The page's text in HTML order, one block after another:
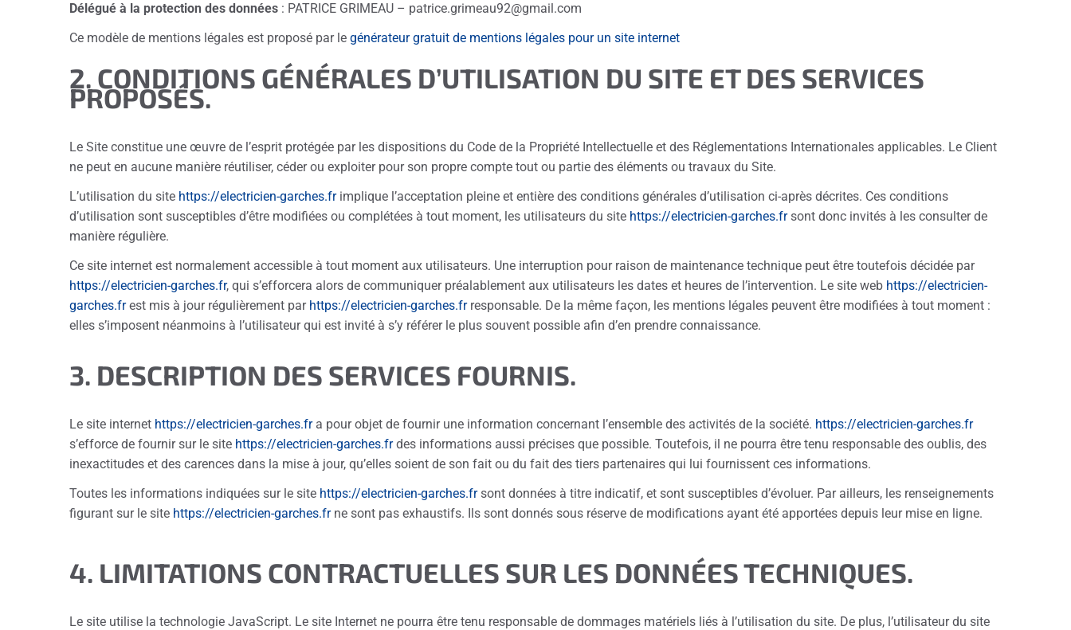
Délégué à la protection des données : PATRICE GRIMEAU – patrice.grimeau92@gmail.com
Ce modèle de mentions légales est proposé par le générateur gratuit de mentions légales pour un site internet
2. CONDITIONS GÉNÉRALES D’UTILISATION DU SITE ET DES SERVICES
PROPOSÉS.
Le Site constitue une œuvre de l’esprit protégée par les dispositions du Code de la Propriété Intellectuelle et des Réglementations Internationales applicables. Le Client
ne peut en aucune manière réutiliser, céder ou exploiter pour son propre compte tout ou partie des éléments ou travaux du Site.
L’utilisation du site https://electricien-garches.frimplique l’acceptation pleine et entière des conditions générales d’utilisation ci-après décrites. Ces conditions
d’utilisation sont susceptibles d’être modifiées ou complétées à tout moment, les utilisateurs du site https://electricien-garches.frsont donc invités à les consulter de
manière régulière.
Ce site internet est normalement accessible à tout moment aux utilisateurs. Une interruption pour raison de maintenance technique peut être toutefois décidée par
https://electricien-garches.fr, qui s’efforcera alors de communiquer préalablement aux utilisateurs les dates et heures de l’intervention. Le site web https://electricien-
garches.frest mis à jour régulièrement par https://electricien-garches.frresponsable. De la même façon, les mentions légales peuvent être modifiées à tout moment :
elles s’imposent néanmoins à l’utilisateur qui est invité à s’y référer le plus souvent possible afin d’en prendre connaissance.
3. DESCRIPTION DES SERVICES FOURNIS.
Le site internet https://electricien-garches.fra pour objet de fournir une information concernant l’ensemble des activités de la société. https://electricien-garches.fr
s’efforce de fournir sur le site https://electricien-garches.frdes informations aussi précises que possible. Toutefois, il ne pourra être tenu responsable des oublis, des
inexactitudes et des carences dans la mise à jour, qu’elles soient de son fait ou du fait des tiers partenaires qui lui fournissent ces informations.
Toutes les informations indiquées sur le site https://electricien-garches.frsont données à titre indicatif, et sont susceptibles d’évoluer. Par ailleurs, les renseignements
figurant sur le site https://electricien-garches.frne sont pas exhaustifs. Ils sont donnés sous réserve de modifications ayant été apportées depuis leur mise en ligne.
4. LIMITATIONS CONTRACTUELLES SUR LES DONNÉES TECHNIQUES.
Le site utilise la technologie JavaScript. Le site Internet ne pourra être tenu responsable de dommages matériels liés à l’utilisation du site. De plus, l’utilisateur du site